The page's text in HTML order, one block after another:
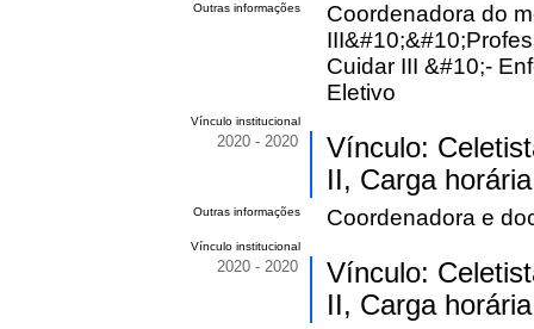
Outras informações
Coordenadora do
Cuidar III &#10;-
Eletivo
Vínculo institucional
2020 - 2020
Vínculo:
II, Carga
Outras informações Coordenadora e
Vínculo institucional
2020 - 2020
Vínculo:
II, Carga